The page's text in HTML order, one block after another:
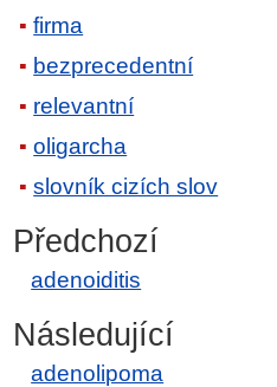
firma
bezprecedentní
relevantní
oligarcha
slovník cizích slov
Předchozí
adenoiditis
Následující
adenolipoma